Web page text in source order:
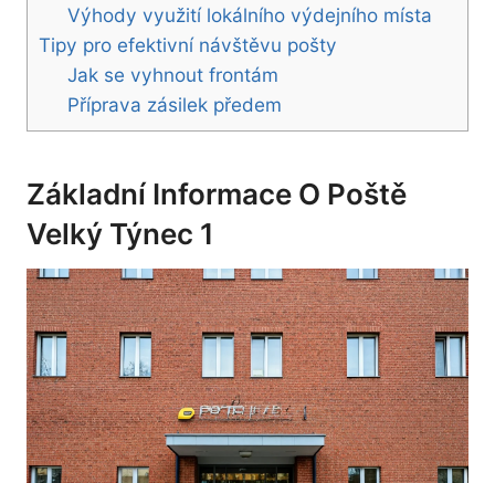
Výhody využití lokálního výdejního místa
Tipy pro efektivní návštěvu pošty
Jak se vyhnout frontám
Příprava zásilek předem
Základní Informace O Poště
Velký Týnec 1